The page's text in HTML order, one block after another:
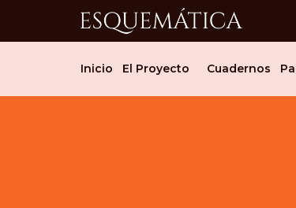
Inicio El Proyecto Cuadernos